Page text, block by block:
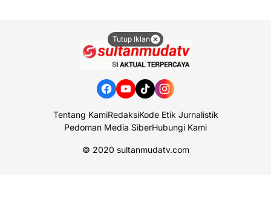
Tutup Iklan
Tentang KamiRedaksiKode Etik Jurnalistik
Pedoman Media SiberHubungi Kami
© 2020 sultanmudatv.com